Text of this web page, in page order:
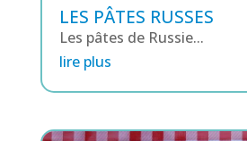
LES PÂTES RUSSES
Les pâtes de Russie...
lire plus